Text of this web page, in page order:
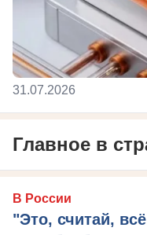
31.07.2026
Главное в
В России
"Это, считай,